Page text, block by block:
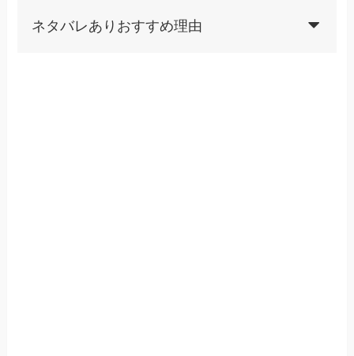
ネタバレありおすすめ理由